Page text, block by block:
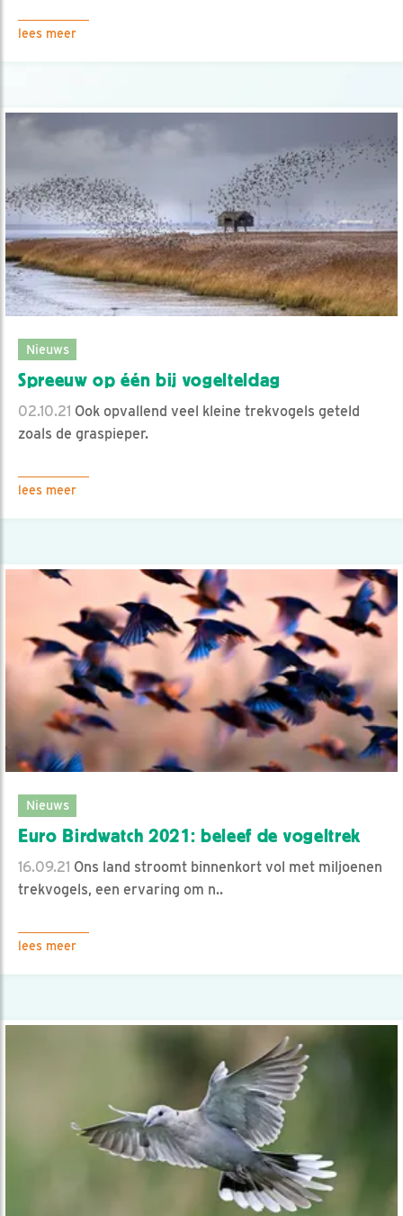
lees meer
Nieuws
Spreeuw op één bij vogelteldag
02.10.21 Ook opvallend veel kleine trekvogels geteld
zoals de graspieper.
lees meer
Nieuws
Euro Birdwatch 2021: beleef de vogeltrek
16.09.21 Ons land stroomt binnenkort vol met miljoenen
trekvogels, een ervaring om n..
lees meer